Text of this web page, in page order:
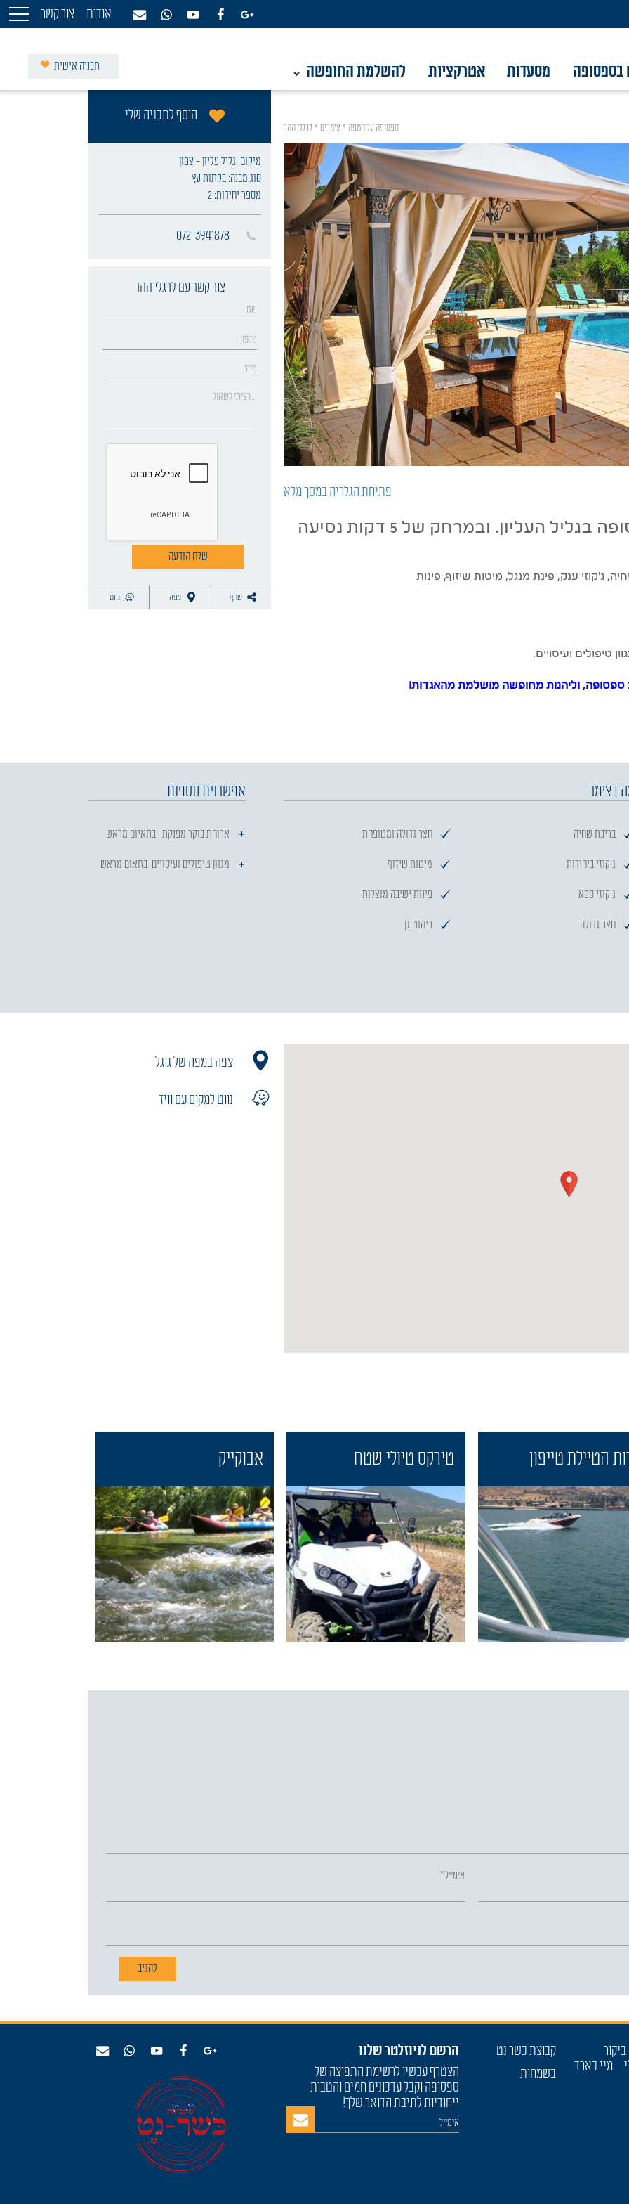
אודות צור קשר
בספסופה מסעדות אטרקציות להשלמת החופשה תכניה אישית
ספסופה על המפה צימרים לרגלי ההר
הוסף לתכניה שלי
פתיחת הגלריה במסך מלא
טיפולים ועיסויים.
ספסופה, וליהנות מחופשה מושלמת מהאגדות!
מיקום: גליל עליון - צפון
סוג מבנה: בקתות עץ
מספר יחידות: 2
072-3941878
צור קשר עם לרגלי ההר
שתף מפה נווט
בצימר
חצר גדולה ומטופחת
אפשרוית נוספות
צפה במפה של גוגל
נווט למקום עם וויז
הטיילת טייפון טירקס טיולי שטח אבוקייק
אימייל*
– מיי כארד
קבוצת כשר נט
בשמחות
הרשם לניוזלטר שלנו
הצטרף עכשיו לרשימת התפוצה של
ספסופה וקבל עדכונים חמים והטבות
ייחודיות לתיבת הדואר שלך!